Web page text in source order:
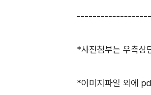
*사진첨부는 우측상
*이미지파일 외에